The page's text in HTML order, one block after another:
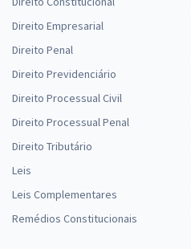
Direito Empresarial
Direito Penal
Direito Previdenciário
Direito Processual Civil
Direito Processual Penal
Direito Tributário
Leis
Leis Complementares
Remédios Constitucionais